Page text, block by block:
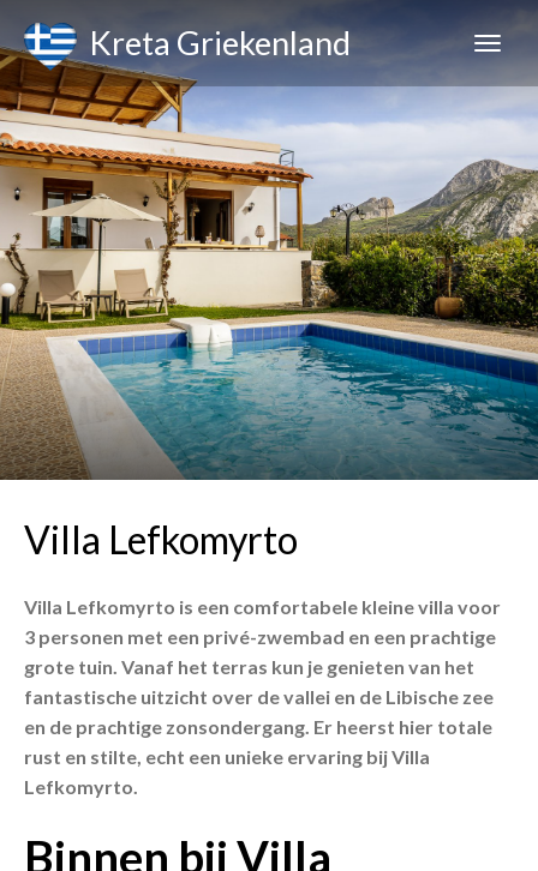
Kreta Griekenland
Villa Lefkomyrto
Villa Lefkomyrto is een comfortabele kleine villa voor
3 personen met een privé-zwembad en een prachtige
grote tuin. Vanaf het terras kun je genieten van het
fantastische uitzicht over de vallei en de Libische zee
en de prachtige zonsondergang. Er heerst hier totale
rust en stilte, echt een unieke ervaring bij Villa
Lefkomyrto.
Binnen bij Villa